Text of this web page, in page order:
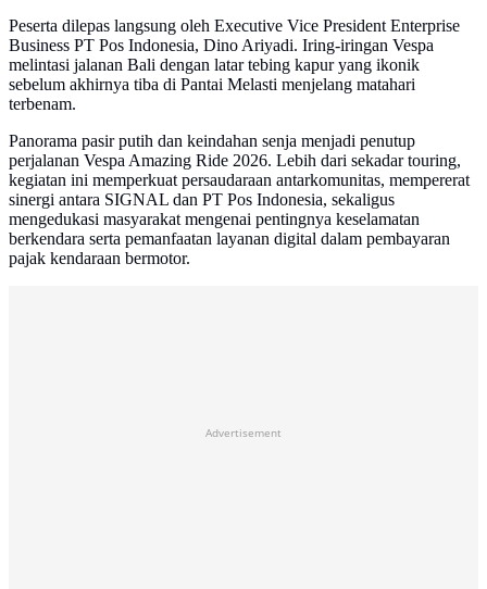
Peserta dilepas langsung oleh Executive Vice President Enterprise
Business PT Pos Indonesia, Dino Ariyadi. Iring-iringan Vespa
melintasi jalanan Bali dengan latar tebing kapur yang ikonik
sebelum akhirnya tiba di Pantai Melasti menjelang matahari
terbenam.
Panorama pasir putih dan keindahan senja menjadi penutup
perjalanan Vespa Amazing Ride 2026. Lebih dari sekadar touring,
kegiatan ini memperkuat persaudaraan antarkomunitas, mempererat
sinergi antara SIGNAL dan PT Pos Indonesia, sekaligus
mengedukasi masyarakat mengenai pentingnya keselamatan
berkendara serta pemanfaatan layanan digital dalam pembayaran
pajak kendaraan bermotor.
Advertisement